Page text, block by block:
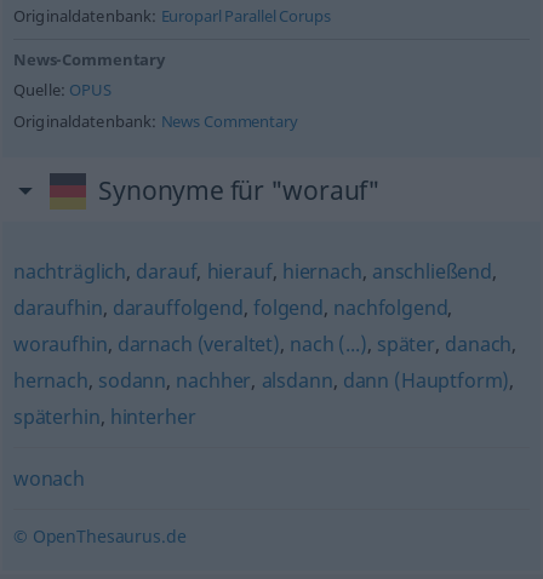
Originaldatenbank: Europarl Parallel Corups
News-Commentary
Quelle: OPUS
Originaldatenbank: News Commentary
Synonyme für "worauf"
nachträglich, darauf, hierauf, hiernach, anschließend,
daraufhin, darauffolgend, folgend, nachfolgend,
woraufhin, darnach (veraltet), nach (...), später, danach,
hernach, sodann, nachher, alsdann, dann (Hauptform),
späterhin, hinterher
wonach
© OpenThesaurus.de